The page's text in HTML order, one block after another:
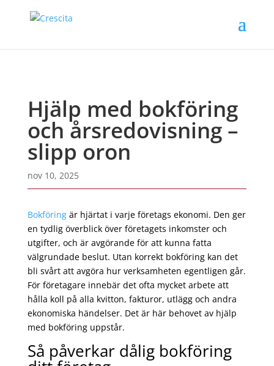
Hjälp med bokföring
och årsredovisning –
slipp oron
nov 10, 2025
Bokföringär hjärtat i varje företags ekonomi. Den ger
en tydlig överblick över företagets inkomster och
utgifter, och är avgörande för att kunna fatta
välgrundade beslut. Utan korrekt bokföring kan det
bli svårt att avgöra hur verksamheten egentligen går.
För företagare innebär det ofta mycket arbete att
hålla koll på alla kvitton, fakturor, utlägg och andra
ekonomiska händelser. Det är här behovet av hjälp
med bokföring uppstår.
Så påverkar dålig bokföring